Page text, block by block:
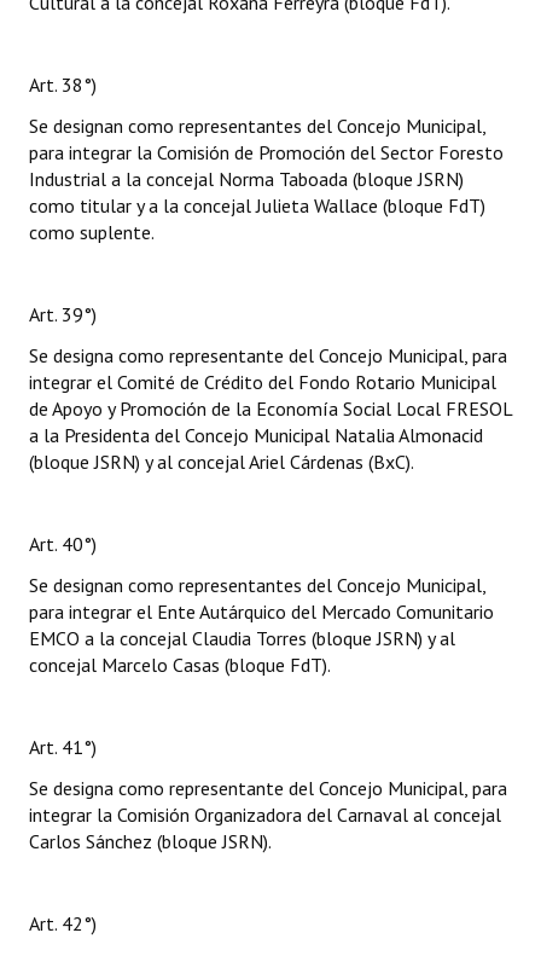
Art. 38°)
Se designan como representantes del Concejo Municipal,
para integrar la Comisión de Promoción del Sector Foresto
Industrial a la concejal Norma Taboada (bloque JSRN)
como titular y a la concejal Julieta Wallace (bloque FdT)
como suplente.
Art. 39°)
Se designa como representante del Concejo Municipal, para
integrar el Comité de Crédito del Fondo Rotario Municipal
de Apoyo y Promoción de la Economía Social Local FRESOL
a la Presidenta del Concejo Municipal Natalia Almonacid
(bloque JSRN) y al concejal Ariel Cárdenas (BxC).
Art. 40°)
Se designan como representantes del Concejo Municipal,
para integrar el Ente Autárquico del Mercado Comunitario
EMCO a la concejal Claudia Torres (bloque JSRN) y al
concejal Marcelo Casas (bloque FdT).
Art. 41°)
Se designa como representante del Concejo Municipal, para
integrar la Comisión Organizadora del Carnaval al concejal
Carlos Sánchez (bloque JSRN).
Art. 42°)